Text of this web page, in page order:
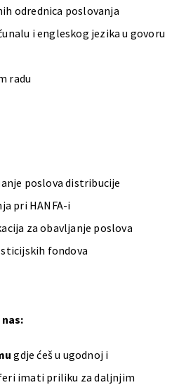
odrednica poslovanja
i engleskog jezika u govoru
radu
poslova distribucije
pri HANFA-i
za obavljanje poslova
fondova
gdje ćeš u ugodnoj i
imati priliku za daljnjim